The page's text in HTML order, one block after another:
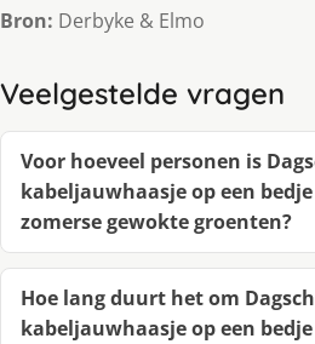
Bron: Derbyke & Elmo
Veelgestelde vragen
Voor hoeveel personen is
kabeljauwhaasje op een
zomerse gewokte groenten?
Hoe lang duurt het om
kabeljauwhaasje op een